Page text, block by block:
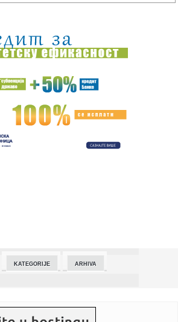
Ligu Evrope: Aston Vila sa 3:0 razbila
BiH optužio sud da mu je “uništio život”
tehnika naučnika s Harvarda usporava puls i
biti duplo krupnije: U maju im dodajte jedan
novi talas političke komunikacije: Sat i
KATEGORIJE ARHIVA